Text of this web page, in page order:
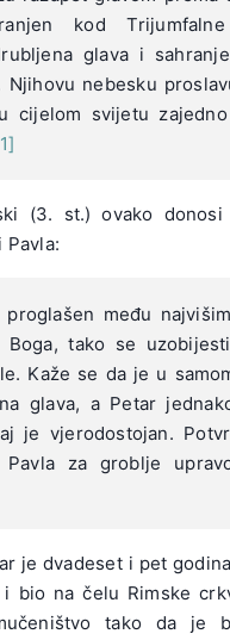
kod
glava i
Njihovu nebesku
cijelom svijetu
(3. st.) ovako
Pavla:
proglašen među
Boga, tako se
Kaže se da je u
glava, a Petar
je vjerodostojan.
za groblje
je dvadeset i pet
i bio na čelu Rimske
tako da je